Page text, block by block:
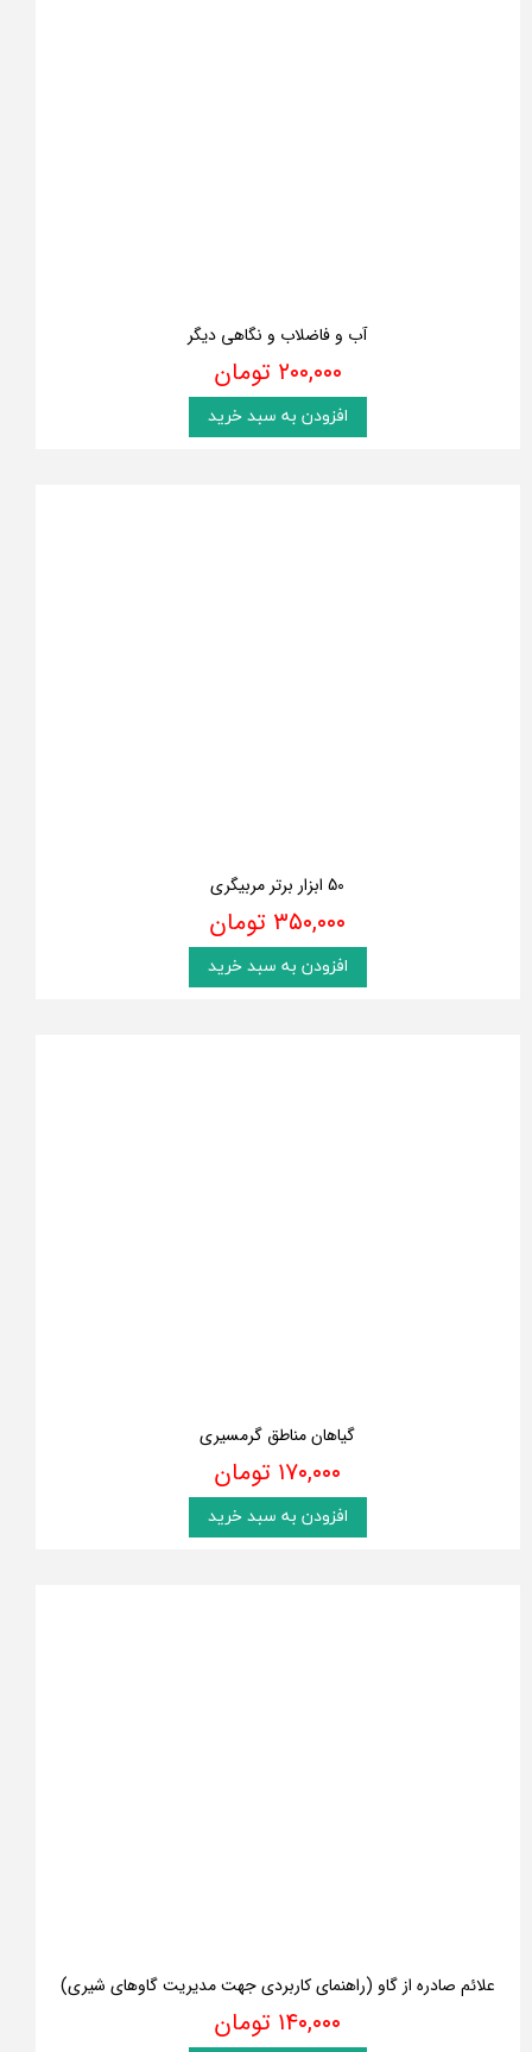
آب و فاضلاب و نگاهی دیگر
۲۰۰,۰۰۰ تومان
افزودن به سبد خرید
50 ابزار برتر مربیگری
۳۵۰,۰۰۰ تومان
افزودن به سبد خرید
گیاهان مناطق گرمسیری
۱۷۰,۰۰۰ تومان
افزودن به سبد خرید
علائم صادره از گاو (راهنمای کاربردی جهت مدیریت گاوهای شیری)
۱۴۰,۰۰۰ تومان